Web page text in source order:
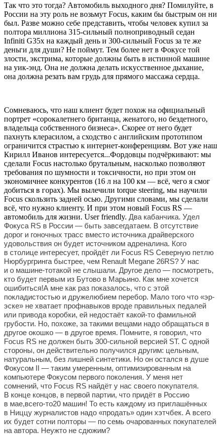
Так что это тогда? Автомобиль выходного дня? Помилуйте, в
России на эту роль не возьмут Focus, каким бы быстрым он ни
был. Разве можно себе представить, чтобы человек купил за
полтора миллиона 315-сильный полноприводный седан
Infiniti G35x на каждый день и 300-сильный Focus за те же
деньги для души? Не поймут. Тем более нет в Фокусе той
злости, экстрима, которые должны быть в истинной машине
на уик-энд. Она не должна делать искусственное дыхание,
она должна резать вам грудь для прямого массажа сердца.
Сомневаюсь, что наш клиент будет похож на официальный
портрет «сорокалетнего британца, женатого, но бездетного,
владельца собственного бизнеса». Скорее от него будет
пахнуть клерасилом, а сходство с английским прототипом
ограничится страстью к интернет-конференциям. Вот уже наш
Кирилл Иванов интересуется...Фордовцы подчёркивают: мы
сделали Focus настолько брутальным, насколько позволяют
требования по шумности и токсичности, но при этом он
экономичнее конкурентов (16 л на 100 км — всё, чего я смог
добиться в горах). Мы вылечили torque steering, мы научили
Focus скользить задней осью. Другими словами, мы сделали
всё, что нужно клиенту. И при этом новый Focus RS —
автомобиль для жизни. User friendly. Два кабанчика. Удел
Фокуса RS в России — быть завсегдатаем. В отсутствие
дорог и гоночных трасс вместо источника драйверского
удовольствия он будет источником адреналина. Кого
в столице интересует, пройдёт ли Focus RS Северную петлю
Нюрбургринга быстрее, чем Renault Megane 26RS? У нас
и о машине-тотакой не слышали. Другое дело — посмотреть,
кто будет первым из Бутово в Марьино. Как мне хочется
ошибиться!А мне как раз показалось, что с этой
покладистостью и дружелюбием перебор. Мало того что «эр-
эске» не хватает профнавыков вроде правильных педалей
или привода коробки, ей недостаёт какой-то фамильной
грубости. Но, похоже, за такими вещами надо обращаться в
другое окошко — в другое время. Помните, я говорил, что
Focus RS не должен быть 300-сильной версией ST. С одной
стороны, он действительно получился другим: цельным,
натуральным, без лишней синтетики. Но он остался в душе
Фокусом II — таким умеренным, оптимизированным на
компьютере Фокусом первого поколения. У меня нет
сомнений, что Focus RS найдёт у нас своего покупателя.
В конце концов, в первой партии, что придёт в Россию
в мае,всего-то20 машин! То есть каждому из приглашённых
в Ниццу журналистов надо «продать» один хэтчбек. А всего
их будет сотни полторы — по семь очарованных покупателей
на автора. Неужто не сдюжим?